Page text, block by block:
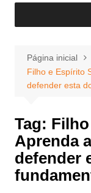
Página inicial
Filho e Espírito
defender esta
Tag:
Aprenda
defender